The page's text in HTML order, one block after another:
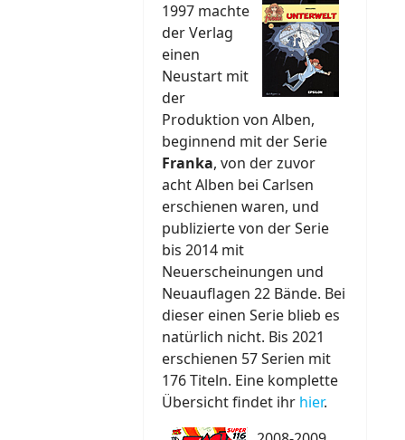
1997 machte
der Verlag
einen
Neustart mit
der
Produktion von Alben,
beginnend mit der Serie
Franka, von der zuvor
acht Alben bei Carlsen
erschienen waren, und
publizierte von der Serie
bis 2014 mit
Neuerscheinungen und
Neuauflagen 22 Bände. Bei
dieser einen Serie blieb es
natürlich nicht. Bis 2021
erschienen 57 Serien mit
176 Titeln. Eine komplette
Übersicht findet ihr hier.